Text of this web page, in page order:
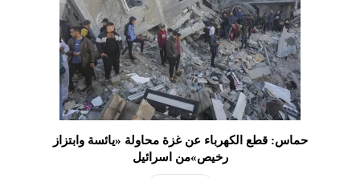
حماس: قطع الكهرباء عن غزة محاولة «يائسة وابتزاز
رخيص»من اسرائيل